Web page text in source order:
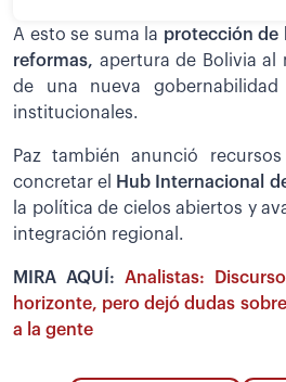
A esto se suma la protección de
reformas, apertura de Bolivia
de una nueva gobernabilidad
institucionales.
Paz también anunció
concretar el
Hub Internacional
la política de cielos abiertos y
integración regional.
MIRA AQUÍ:Analistas:
horizonte, pero dejó dudas
a la gente